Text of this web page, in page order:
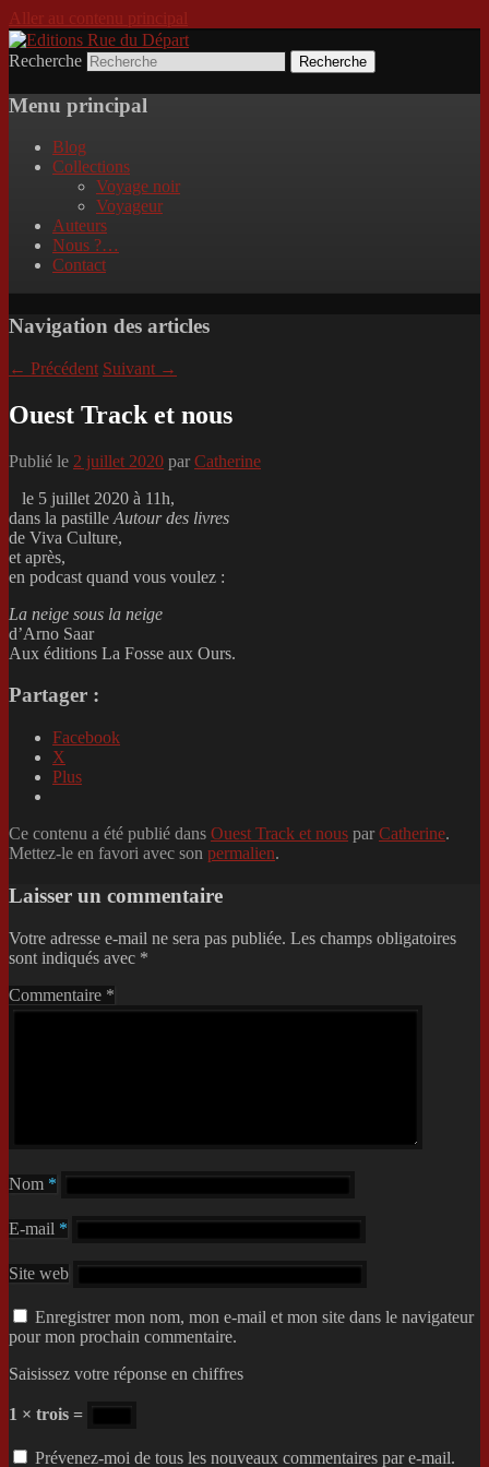
Aller au contenu principal
Editions Rue du Départ
Incitation au voyage, du roman noir au
poème.
Recherche
Menu principal
Blog
Collections
Voyage noir
Voyageur
Auteurs
Nous ?…
Contact
Navigation des articles
← Précédent Suivant →
Ouest Track et nous
Publié le 2 juillet 2020 par Catherine
le 5 juillet 2020 à 11h,
dans la pastille Autour des livres
de Viva Culture,
et après,
en podcast quand vous voulez :
La neige sous la neige
d’Arno Saar
Aux éditions La Fosse aux Ours.
Partager :
Facebook
X
Plus
Ce contenu a été publié dans Ouest Track et nous par Catherine.
Mettez-le en favori avec son permalien.
Laisser un commentaire
Votre adresse e-mail ne sera pas publiée. Les champs obligatoires
sont indiqués avec *
Commentaire *
Nom *
E-mail *
Site web
Enregistrer mon nom, mon e-mail et mon site dans le navigateur
pour mon prochain commentaire.
Saisissez votre réponse en chiffres
1 × trois =
Prévenez-moi de tous les nouveaux commentaires par e-mail.